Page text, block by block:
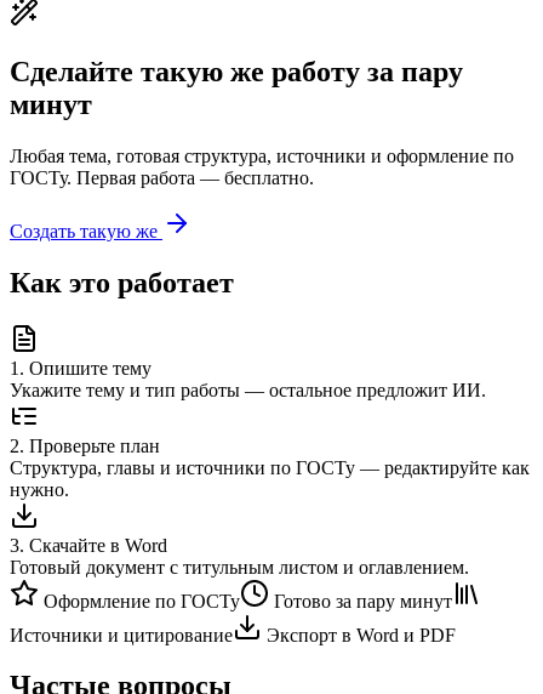
Сделайте такую же работу за пару
минут
Любая тема, готовая структура, источники и оформление по
ГОСТу. Первая работа — бесплатно.
Создать такую же
Как это работает
1 . Опишите тему
Укажите тему и тип работы — остальное предложит ИИ.
2. Проверьте план
Структура, главы и источники по ГОСТу — редактируйте как
нужно.
3. Скачайте в Word
Готовый документ с титульным листом и оглавлением.
Оформление по ГОСТу
Готово за пару минут
Источники и цитирование
Экспорт в Word и PDF
Частые вопросы